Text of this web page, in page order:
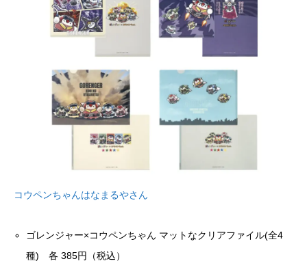
コウペンちゃんはなまるやさん
ゴレンジャー×コウペンちゃん マットなクリアファイル(全4
種) 各 385円（税込）